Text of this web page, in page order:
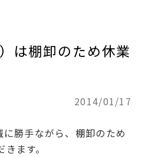
は棚卸のため休業
2014/01/17
勝手ながら、棚卸のため
ます。